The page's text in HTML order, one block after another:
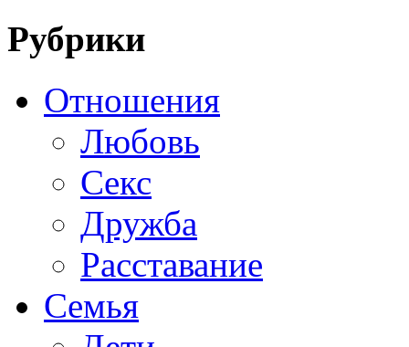
Рубрики
Отношения
Любовь
Секс
Дружба
Расставание
Семья